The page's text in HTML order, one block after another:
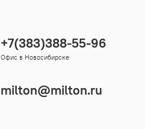
+7(383)388-55-96
Офис в Новосибирске
milton@milton.ru